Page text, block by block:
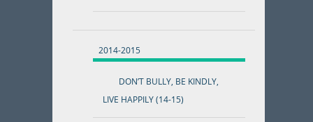
2014-2015
DON’T BULLY, BE KINDLY,
LIVE HAPPILY (14-15)